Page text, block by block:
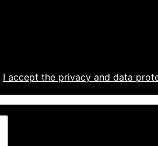
I accept the privacy and data